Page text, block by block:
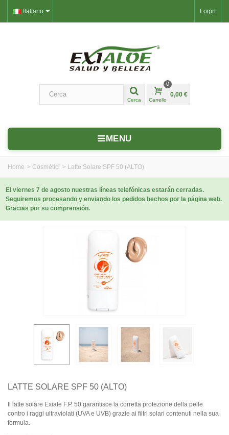
Login
Italiano
Cerca Carrello
0
0,00 €
MENU
Home > Cosmétici > Latte Solare SPF 50 (ALTO)
El viernes 7 de agosto nuestras líneas telefónicas estarán cerradas.
Seguiremos procesando y enviando los pedidos hechos por la página web.
Gracias por su comprensión.
LATTE SOLARE SPF 50 (ALTO)
Il latte solare Exiale F.P. 50 garantisce la corretta protezione della pelle
contro i raggi ultraviolati (UVA e UVB) grazie ai filtri solari contenuti nella sua
formula.